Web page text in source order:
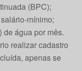
(BPC);
mínimo;
de água por mês.
realizar cadastro
apenas se